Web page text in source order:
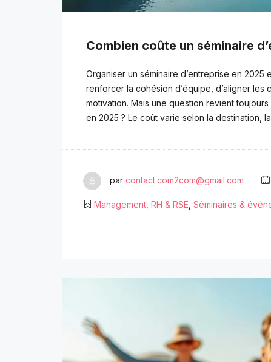
Combien coûte un séminaire
Organiser un séminaire d’entreprise en
renforcer la cohésion d’équipe, d’aligner les
motivation. Mais une question revient
en 2025 ? Le coût varie selon la destination,
par contact.com2com@gmail.com
Management, RH & RSE Séminaires &